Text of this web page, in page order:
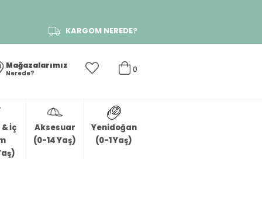
KARGOM NEREDE?
0
Mağazalarımız
Nerede?
İç
Aksesuar
(0-14 Yaş)
Yenidoğan
(0-1 Yaş)